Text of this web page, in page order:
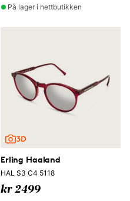
På lager i nettbutikken
Erling Haaland
HAL S3 C4 5118
kr 2499